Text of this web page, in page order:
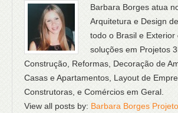
Barbara Borges atua
Arquitetura e Design
todo o Brasil e Exterior
soluções em Projetos
Construção, Reformas, Decoração de
Casas e Apartamentos, Layout de
Construtoras, e Comércios em Geral.
View all posts by: Barbara Borges